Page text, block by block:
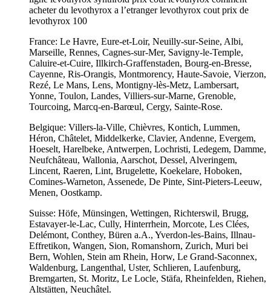
acheter du levothyrox a l’etranger levothyrox cout prix de
levothyrox 100
France: Le Havre, Eure-et-Loir, Neuilly-sur-Seine, Albi,
Marseille, Rennes, Cagnes-sur-Mer, Savigny-le-Temple,
Caluire-et-Cuire, Illkirch-Graffenstaden, Bourg-en-Bresse,
Cayenne, Ris-Orangis, Montmorency, Haute-Savoie, Vierzon,
Rezé, Le Mans, Lens, Montigny-lès-Metz, Lambersart,
Yonne, Toulon, Landes, Villiers-sur-Marne, Grenoble,
Tourcoing, Marcq-en-Barœul, Cergy, Sainte-Rose.
Belgique: Villers-la-Ville, Chièvres, Kontich, Lummen,
Héron, Châtelet, Middelkerke, Clavier, Andenne, Evergem,
Hoeselt, Harelbeke, Antwerpen, Lochristi, Ledegem, Damme,
Neufchâteau, Wallonia, Aarschot, Dessel, Alveringem,
Lincent, Raeren, Lint, Brugelette, Koekelare, Hoboken,
Comines-Warneton, Assenede, De Pinte, Sint-Pieters-Leeuw,
Menen, Oostkamp.
Suisse: Höfe, Münsingen, Wettingen, Richterswil, Brugg,
Estavayer-le-Lac, Cully, Hinterrhein, Morcote, Les Clées,
Delémont, Conthey, Büren a.A., Yverdon-les-Bains, Illnau-
Effretikon, Wangen, Sion, Romanshorn, Zurich, Muri bei
Bern, Wohlen, Stein am Rhein, Horw, Le Grand-Saconnex,
Waldenburg, Langenthal, Uster, Schlieren, Laufenburg,
Bremgarten, St. Moritz, Le Locle, Stäfa, Rheinfelden, Riehen,
Altstätten, Neuchâtel.